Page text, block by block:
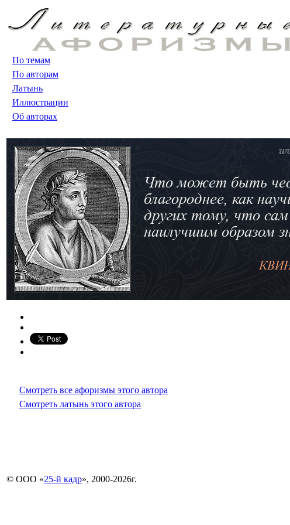
По темам
По авторам
Латынь
Иллюстрации
Об авторах
Смотреть все афоризмы этого автора
Смотреть латынь этого автора
© ООО «25-й кадр», 2000-2026г.